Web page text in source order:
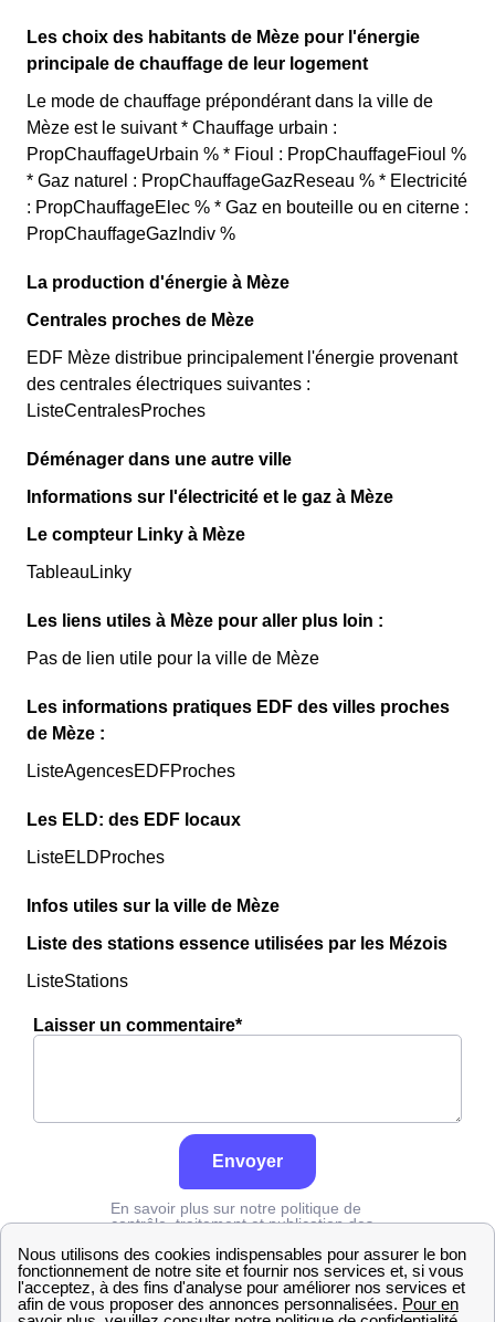
Les choix des habitants de Mèze pour l'énergie
principale de chauffage de leur logement
Le mode de chauffage prépondérant dans la ville de
Mèze est le suivant * Chauffage urbain :
PropChauffageUrbain % * Fioul : PropChauffageFioul %
* Gaz naturel : PropChauffageGazReseau % * Electricité
: PropChauffageElec % * Gaz en bouteille ou en citerne :
PropChauffageGazIndiv %
La production d'énergie à Mèze
Centrales proches de Mèze
EDF Mèze distribue principalement l'énergie provenant
des centrales électriques suivantes :
ListeCentralesProches
Déménager dans une autre ville
Informations sur l'électricité et le gaz à Mèze
Le compteur Linky à Mèze
TableauLinky
Les liens utiles à Mèze pour aller plus loin :
Pas de lien utile pour la ville de Mèze
Les informations pratiques EDF des villes proches
de Mèze :
ListeAgencesEDFProches
Les ELD: des EDF locaux
ListeELDProches
Infos utiles sur la ville de Mèze
Liste des stations essence utilisées par les Mézois
ListeStations
Laisser un commentaire*
Envoyer
En savoir plus sur notre politique de
contrôle, traitement et publication des
Edf Hérault Mèze